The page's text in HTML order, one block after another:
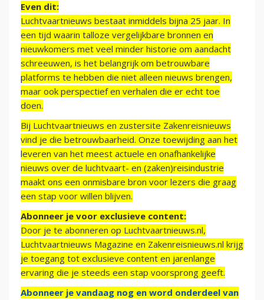
Even dit:
Luchtvaartnieuws bestaat inmiddels bijna 25 jaar. In
een tijd waarin talloze vergelijkbare bronnen en
nieuwkomers met veel minder historie om aandacht
schreeuwen, is het belangrijk om betrouwbare
platforms te hebben die niet alleen nieuws brengen,
maar ook perspectief en verhalen die er echt toe
doen.
Bij Luchtvaartnieuws en zustersite Zakenreisnieuws
vind je die betrouwbaarheid. Onze toewijding aan het
leveren van het meest actuele en onafhankelijke
nieuws over de luchtvaart- en (zaken)reisindustrie
maakt ons een onmisbare bron voor lezers die graag
een stap voor willen blijven.
Abonneer je voor exclusieve content:
Door je te abonneren op Luchtvaartnieuws.nl,
Luchtvaartnieuws Magazine en Zakenreisnieuws.nl krijg
je toegang tot exclusieve content en jarenlange
ervaring die je steeds een stap voorsprong geeft.
Abonneer je vandaag nog en word onderdeel van